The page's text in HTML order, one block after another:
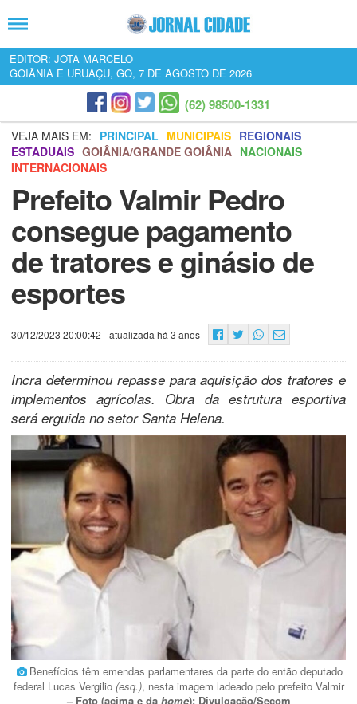
EDITOR: JOTA MARCELO
GOIÂNIA E URUAÇU, GO, 7 DE AGOSTO DE 2026
(62) 98500-1331
VEJA MAIS EM: PRINCIPAL MUNICIPAIS REGIONAIS
ESTADUAIS GOIÂNIA/GRANDE GOIÂNIA NACIONAIS
INTERNACIONAIS
Prefeito Valmir Pedro
consegue pagamento
de tratores e ginásio de
esportes
30/12/2023 20:00:42 - atualizada há 3 anos
Incra determinou repasse para aquisição dos tratores e
implementos agrícolas. Obra da estrutura esportiva
será erguida no setor Santa Helena.
Benefícios têm emendas parlamentares da parte do então deputado
federal Lucas Vergilio (esq.), nesta imagem ladeado pelo prefeito Valmir
– Foto (acima e da home): Divulgação/Secom